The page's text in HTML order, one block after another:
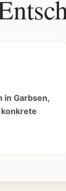
in Garbsen,